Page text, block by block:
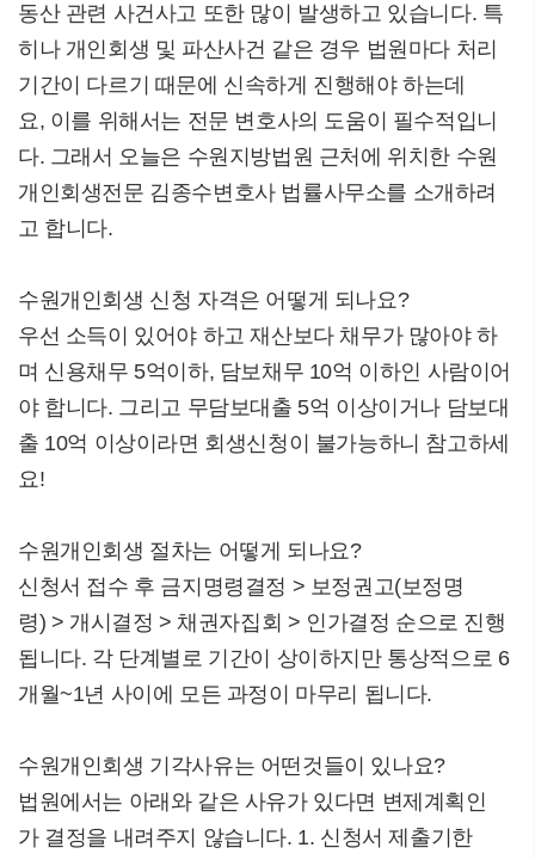
동산 관련 사건사고 또한 많이 발생하고 있습니다. 특
히나 개인회생 및 파산사건 같은 경우 법원마다 처리
기간이 다르기 때문에 신속하게 진행해야 하는데
요, 이를 위해서는 전문 변호사의 도움이 필수적입니
다. 그래서 오늘은 수원지방법원 근처에 위치한 수원
개인회생전문 김종수변호사 법률사무소를 소개하려
고 합니다.
수원개인회생 신청 자격은 어떻게 되나요?
우선 소득이 있어야 하고 재산보다 채무가 많아야 하
며 신용채무 5억이하, 담보채무 10억 이하인 사람이어
야 합니다. 그리고 무담보대출 5억 이상이거나 담보대
출 10억 이상이라면 회생신청이 불가능하니 참고하세
요!
수원개인회생 절차는 어떻게 되나요?
신청서 접수 후 금지명령결정 > 보정권고(보정명
령) > 개시결정 > 채권자집회 > 인가결정 순으로 진행
됩니다. 각 단계별로 기간이 상이하지만 통상적으로 6
개월~1년 사이에 모든 과정이 마무리 됩니다.
수원개인회생 기각사유는 어떤것들이 있나요?
법원에서는 아래와 같은 사유가 있다면 변제계획인
가 결정을 내려주지 않습니다. 1. 신청서 제출기한